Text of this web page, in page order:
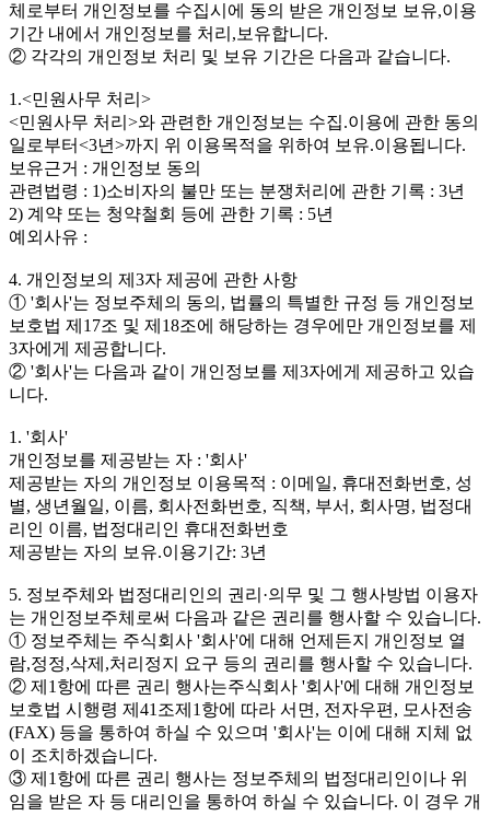
체로부터 개인정보를 수집시에 동의 받은 개인정보 보유,이용
기간 내에서 개인정보를 처리,보유합니다.
② 각각의 개인정보 처리 및 보유 기간은 다음과 같습니다.
1.<민원사무 처리>
<민원사무 처리>와 관련한 개인정보는 수집.이용에 관한 동의
일로부터<3년>까지 위 이용목적을 위하여 보유.이용됩니다.
보유근거 : 개인정보 동의
관련법령 : 1)소비자의 불만 또는 분쟁처리에 관한 기록 : 3년
2) 계약 또는 청약철회 등에 관한 기록 : 5년
예외사유 :
4. 개인정보의 제3자 제공에 관한 사항
① '회사'는 정보주체의 동의, 법률의 특별한 규정 등 개인정보
보호법 제17조 및 제18조에 해당하는 경우에만 개인정보를 제
3자에게 제공합니다.
② '회사'는 다음과 같이 개인정보를 제3자에게 제공하고 있습
니다.
1. '회사'
개인정보를 제공받는 자 : '회사'
제공받는 자의 개인정보 이용목적 : 이메일, 휴대전화번호, 성
별, 생년월일, 이름, 회사전화번호, 직책, 부서, 회사명, 법정대
리인 이름, 법정대리인 휴대전화번호
제공받는 자의 보유.이용기간: 3년
5. 정보주체와 법정대리인의 권리·의무 및 그 행사방법 이용자
는 개인정보주체로써 다음과 같은 권리를 행사할 수 있습니다.
① 정보주체는 주식회사 '회사'에 대해 언제든지 개인정보 열
람,정정,삭제,처리정지 요구 등의 권리를 행사할 수 있습니다.
② 제1항에 따른 권리 행사는주식회사 '회사'에 대해 개인정보
보호법 시행령 제41조제1항에 따라 서면, 전자우편, 모사전송
(FAX) 등을 통하여 하실 수 있으며 '회사'는 이에 대해 지체 없
이 조치하겠습니다.
③ 제1항에 따른 권리 행사는 정보주체의 법정대리인이나 위
임을 받은 자 등 대리인을 통하여 하실 수 있습니다. 이 경우 개